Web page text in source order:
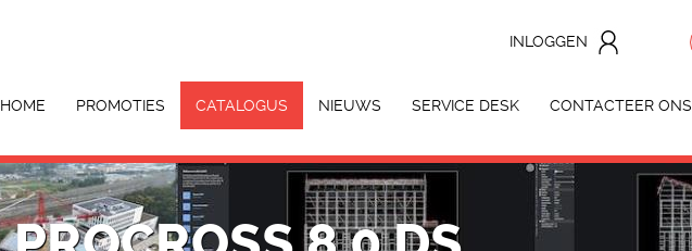
INLOGGEN
HOME PROMOTIES CATALOGUS NIEUWS SERVICE DESK CONTACTEER ONS